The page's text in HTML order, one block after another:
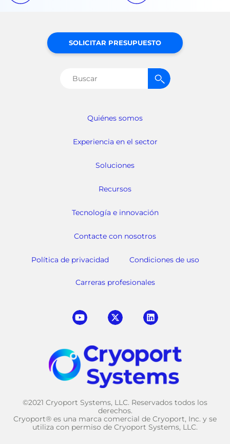
Quiénes somos
Experiencia en el sector
Soluciones
Recursos
Tecnología e innovación
Contacte con nosotros
Política de privacidad Condiciones de uso
Carreras profesionales
SOLICITAR PRESUPUESTO
Buscar:
©2021 Cryoport Systems, LLC. Reservados todos los
derechos.
Cryoport® es una marca comercial de Cryoport, Inc. y se
utiliza con permiso de Cryoport Systems, LLC.